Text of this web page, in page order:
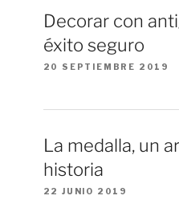
Decorar con
éxito seguro
20 SEPTIEMBRE 2019
La medalla, un
historia
22 JUNIO 2019